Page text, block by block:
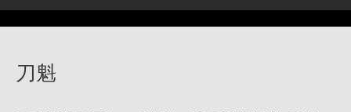
刀魁